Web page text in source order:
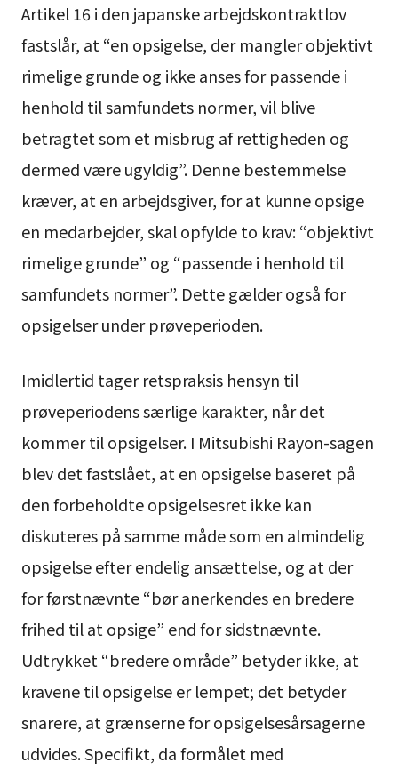
Artikel 16 i den japanske arbejdskontraktlov
fastslår, at “en opsigelse, der mangler objektivt
rimelige grunde og ikke anses for passende i
henhold til samfundets normer, vil blive
betragtet som et misbrug af rettigheden og
dermed være ugyldig”. Denne bestemmelse
kræver, at en arbejdsgiver, for at kunne opsige
en medarbejder, skal opfylde to krav: “objektivt
rimelige grunde” og “passende i henhold til
samfundets normer”. Dette gælder også for
opsigelser under prøveperioden.
Imidlertid tager retspraksis hensyn til
prøveperiodens særlige karakter, når det
kommer til opsigelser. I Mitsubishi Rayon-sagen
blev det fastslået, at en opsigelse baseret på
den forbeholdte opsigelsesret ikke kan
diskuteres på samme måde som en almindelig
opsigelse efter endelig ansættelse, og at der
for førstnævnte “bør anerkendes en bredere
frihed til at opsige” end for sidstnævnte.
Udtrykket “bredere område” betyder ikke, at
kravene til opsigelse er lempet; det betyder
snarere, at grænserne for opsigelsesårsagerne
udvides. Specifikt, da formålet med